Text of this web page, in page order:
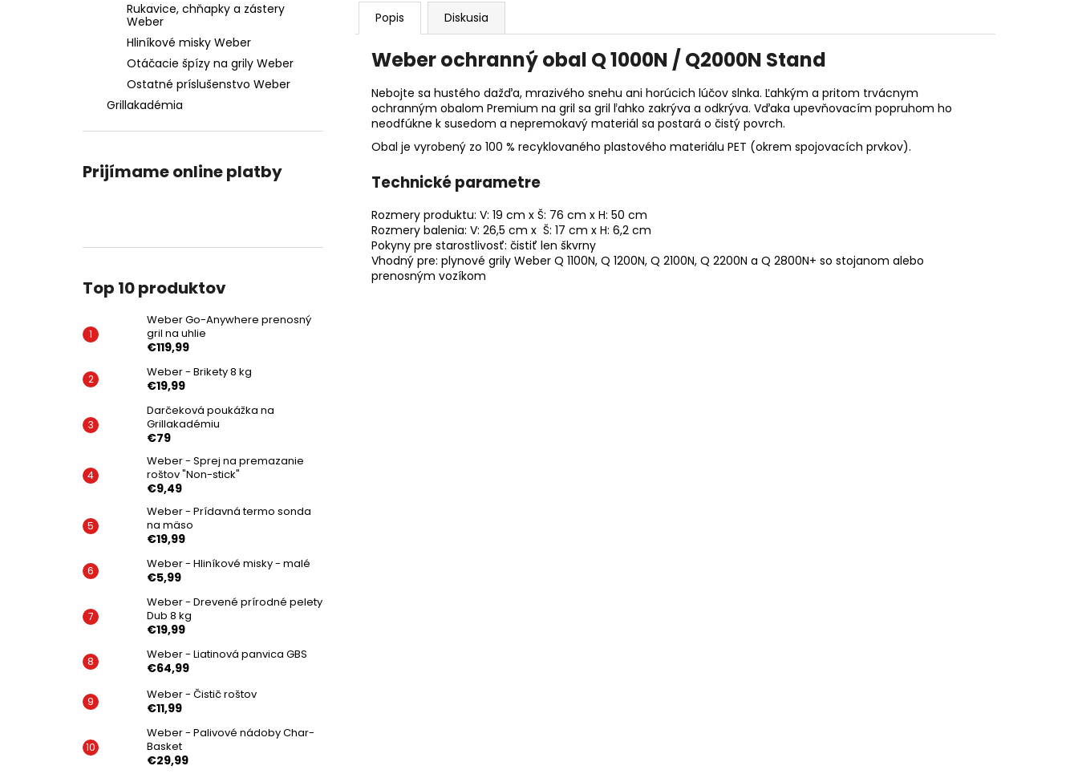
Rukavice, chňapky a zástery
Weber
Hliníkové misky Weber
Otáčacie špízy na grily Weber
Ostatné príslušenstvo Weber
Grillakadémia
Prijímame online platby
Top 10 produktov
Weber Go-Anywhere prenosný
gril na uhlie
€119,99
Weber - Brikety 8 kg
€19,99
Darčeková poukážka na
Grillakadémiu
€79
Weber - Sprej na premazanie
roštov "Non-stick"
€9,49
Weber - Prídavná termo sonda
na mäso
€19,99
Weber - Hliníkové misky - malé
€5,99
Weber - Drevené prírodné pelety
Dub 8 kg
€19,99
Weber - Liatinová panvica GBS
€64,99
Weber - Čistič roštov
€11,99
Weber - Palivové nádoby Char-
Basket
€29,99
Popis Diskusia
Weber ochranný obal Q 1000N / Q2000N Stand
Nebojte sa hustého dažďa, mrazivého snehu ani horúcich lúčov slnka. Ľahkým a pritom trvácnym
ochranným obalom Premium na gril sa gril ľahko zakrýva a odkrýva. Vďaka upevňovacím popruhom ho
neodfúkne k susedom a nepremokavý materiál sa postará o čistý povrch.
Obal je vyrobený zo 100 % recyklovaného plastového materiálu PET (okrem spojovacích prvkov).
Technické parametre
Rozmery produktu: V: 19 cm x Š: 76 cm x H: 50 cm
Rozmery balenia: V: 26,5 cm x Š: 17 cm x H: 6,2 cm
Pokyny pre starostlivosť: čistiť len škvrny
Vhodný pre: plynové grily Weber Q 1100N, Q 1200N, Q 2100N, Q 2200N a Q 2800N+ so stojanom alebo
prenosným vozíkom